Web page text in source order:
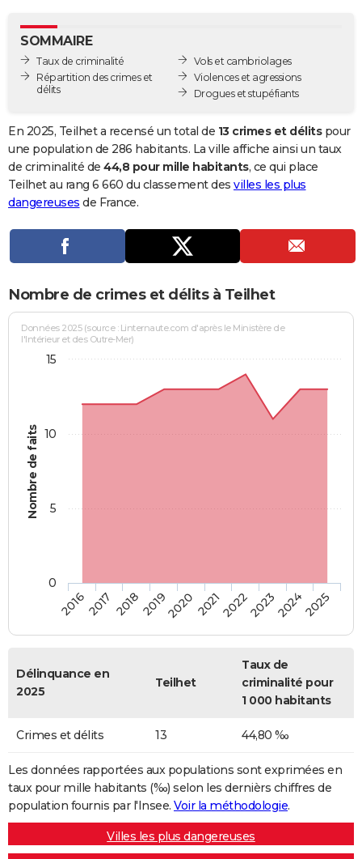
GUIDES D'ACHAT
BONS PLANS
Carte de Noël
Carte Bonne année
Carte Saint-Valentin
Carte Pâques
Carte d'anniversaire
DICTIONNAIRE
Dictionnaire
Biographies
Citations
Expressions
Proverbes
PROGRAMME TV
Se connecter
Entreprises
Service militaire
Avis de recherche
AVIS DE DÉCÈS
Bricolage
Lifestyle
Culture
Sport
Auto
Television
Voyage
Cinema
SOMMAIRE
Taux de criminalité
Répartition des crimes et
délits
Vols et cambriolages
Violences et agressions
Drogues et stupéfiants
En 2025, Teilhet a recensé un total de 13 crimes et délitspour
une population de 286 habitants. La ville affiche ainsi un taux
de criminalité de 44,8 pour mille habitants, ce qui place
Teilhet au rang 6 660 du classement des villes les plus
dangereuses de France.
Nombre de crimes et délits à Teilhet
Nombre de faits
Données 2025 (source : Linternaute.com d'après le Ministère de
l'Intérieur et des Outre-Mer)
20162017 20182019202020212022202320242025
0
5
10
15
Délinquance en
2025
Teilhet
Taux de
criminalité pour
1 000 habitants
Crimes et délits 13 44,80 ‰
Les données rapportées aux populations sont exprimées en
taux pour mille habitants (‰) selon les dernièrs chiffres de
population fournis par l'Insee. Voir la méthodologie.
Villes les plus dangereuses